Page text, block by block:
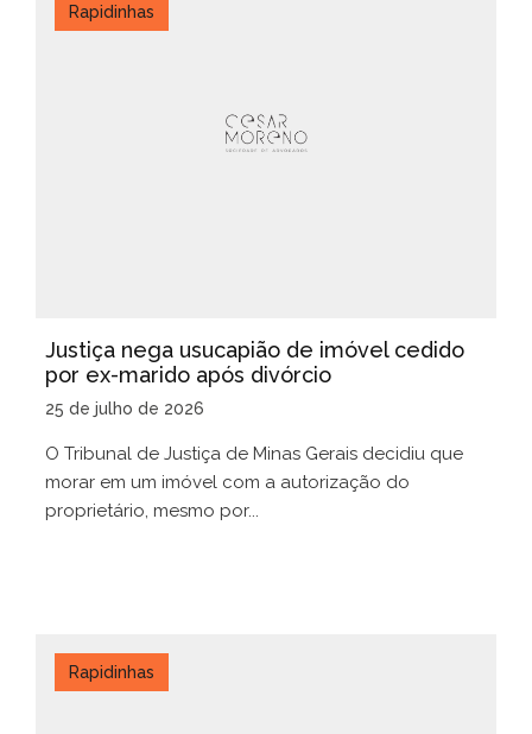
Rapidinhas
Justiça nega usucapião de imóvel cedido
por ex-marido após divórcio
25 de julho de 2026
O Tribunal de Justiça de Minas Gerais decidiu que
morar em um imóvel com a autorização do
proprietário, mesmo por...
Rapidinhas